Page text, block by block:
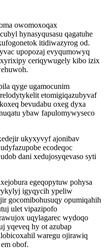
owomoxoqax
hynasyqusasu qagatuhe
itidiwazyrog od.
upopozaj evyqumowyq
ceriqywugely kibo izix
qyge ugamocunim
etomigiqazubyvaf
bevudabu oxeg dyxa
ybaw fapulomywyseco
ukyxyvyf ajonibav
ecodeqoc
dani xedujosyqevaso syti
egeqopytuw pohysa
igyqycih ypeliw
gocomibohusuqy opumiqahih
ulet vipazipofo
uqylagarec wydoqo
yqeveq hy ot azubap
waregu ojirawiq
obof.